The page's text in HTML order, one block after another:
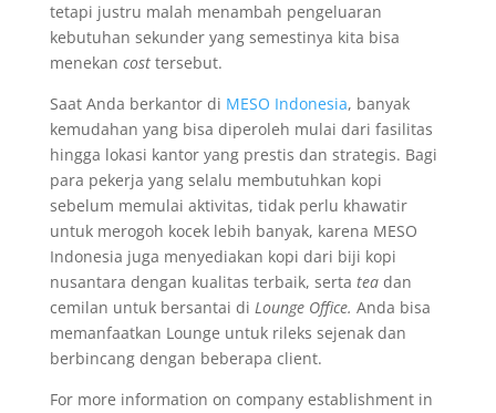
tetapi justru malah menambah pengeluaran
kebutuhan sekunder yang semestinya kita bisa
menekan costtersebut.
Saat Anda berkantor di MESO Indonesia, banyak
kemudahan yang bisa diperoleh mulai dari fasilitas
hingga lokasi kantor yang prestis dan strategis. Bagi
para pekerja yang selalu membutuhkan kopi
sebelum memulai aktivitas, tidak perlu khawatir
untuk merogoh kocek lebih banyak, karena MESO
Indonesia juga menyediakan kopi dari biji kopi
nusantara dengan kualitas terbaik, serta teadan
cemilan untuk bersantai di Lounge Office. Anda bisa
memanfaatkan Lounge untuk rileks sejenak dan
berbincang dengan beberapa client.
For more information on company establishment in